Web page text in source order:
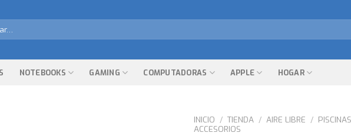
NOTEBOOKS GAMING COMPUTADORAS APPLE HOGAR
INICIO / TIENDA / AIRE LIBRE /
ACCESORIOS